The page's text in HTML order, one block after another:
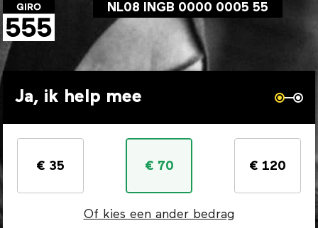
NL08 INGB 0000 0005 55
Ja, ik help mee
€ 35 € 70 € 120
Of kies een ander bedrag